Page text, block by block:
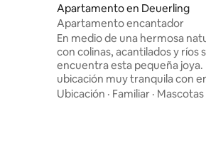
Apartamento en Deuerling
Apartamento encantador
En medio de una hermosa
con colinas, acantilados y ríos
encuentra esta pequeña joya.
ubicación muy tranquila con
independiente y escalera
Ubicación · Familiar · Mascotas